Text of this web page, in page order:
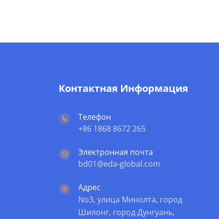
Контактная Информация
Телефон
+86 1868 8672 265
Электронная почта
bd01@eda-global.com
Адрес
No3, улица Минолта, город
Шилонг, город Дунгуань,